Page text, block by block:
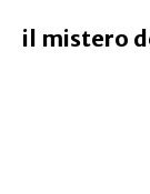
il mistero